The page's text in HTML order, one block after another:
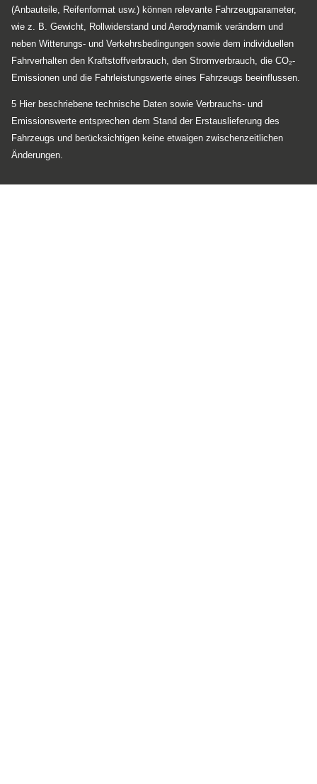
(Anbauteile, Reifenformat usw.) können relevante Fahrzeugparameter,
wie z. B. Gewicht, Rollwiderstand und Aerodynamik verändern und
neben Witterungs- und Verkehrsbedingungen sowie dem individuellen
Fahrverhalten den Kraftstoffverbrauch, den Stromverbrauch, die CO₂-
Emissionen und die Fahrleistungswerte eines Fahrzeugs beeinflussen.
5 Hier beschriebene technische Daten sowie Verbrauchs- und
Emissionswerte entsprechen dem Stand der Erstauslieferung des
Fahrzeugs und berücksichtigen keine etwaigen zwischenzeitlichen
Änderungen.